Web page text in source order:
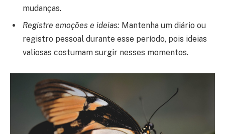
mudanças.
Registre emoções e ideias: Mantenha um diário ou
registro pessoal durante esse período, pois ideias
valiosas costumam surgir nesses momentos.